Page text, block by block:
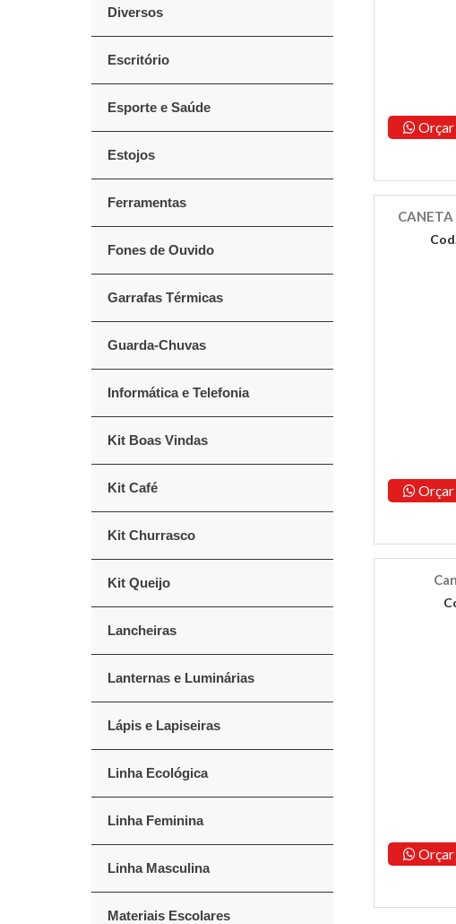
Diversos
Escritório
Esporte e Saúde
Estojos
Ferramentas
Fones de Ouvido
Garrafas Térmicas
Guarda-Chuvas
Informática e Telefonia
Kit Boas Vindas
Kit Café
Kit Churrasco
Kit Queijo
Lancheiras
Lanternas e Luminárias
Lápis e Lapiseiras
Linha Ecológica
Linha Feminina
Linha Masculina
Materiais Escolares
Orçar
CANETA
Orçar
Orçar